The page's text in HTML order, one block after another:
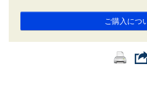
ご購入につ